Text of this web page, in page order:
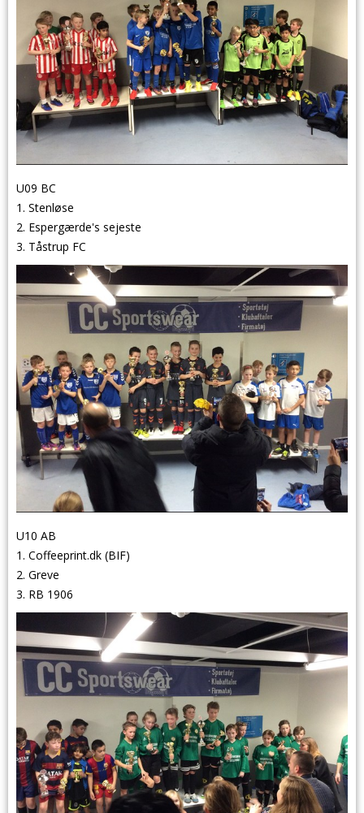
U09 BC
1. Stenløse
2. Espergærde's sejeste
3. Tåstrup FC
U10 AB
1. Coffeeprint.dk (BIF)
2. Greve
3. RB 1906